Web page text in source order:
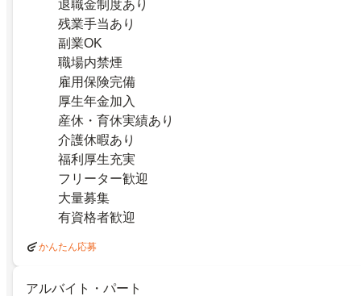
退職金制度あり
残業手当あり
副業OK
職場内禁煙
雇用保険完備
厚生年金加入
産休・育休実績あり
介護休暇あり
福利厚生充実
フリーター歓迎
大量募集
有資格者歓迎
かんたん応募
アルバイト・パート